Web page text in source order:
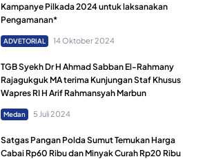
Kampanye Pilkada 2024 untuk laksanakan
Pengamanan*
ADVETORIAL 14 Oktober 2024
TGB Syekh Dr H Ahmad Sabban El-Rahmany
Rajagukguk MA terima Kunjungan Staf Khusus
Wapres RI H Arif Rahmansyah Marbun
Medan 5 Juli 2024
Satgas Pangan Polda Sumut Temukan Harga
Cabai Rp60 Ribu dan Minyak Curah Rp20 Ribu